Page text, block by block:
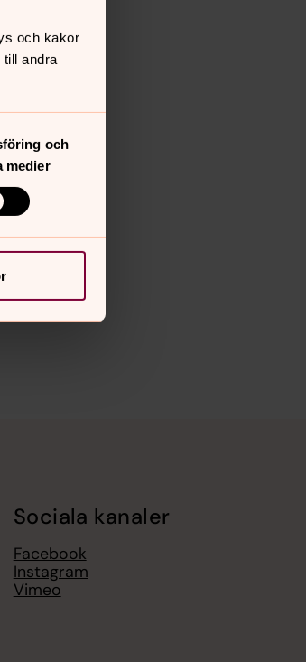
och kakor
andra
och
medier
Sociala kanaler
Facebook
Instagram
Vimeo